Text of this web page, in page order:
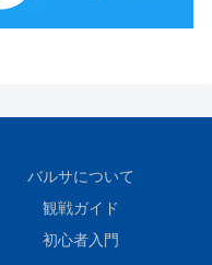
バルサについて
観戦ガイド
初心者入門